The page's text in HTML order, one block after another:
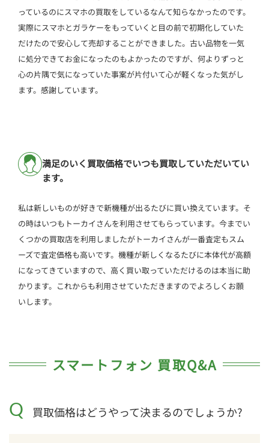
っているのにスマホの買取をしているなんて知らなかったのです。
実際にスマホとガラケーをもっていくと目の前で初期化していた
だけたので安心して売却することができました。古い品物を一気
に処分できてお金になったのもよかったのですが、何よりずっと
心の片隅で気になっていた事案が片付いて心が軽くなった気がし
ます。感謝しています。
満足のいく買取価格でいつも買取していただいてい
ます。
私は新しいものが好きで新機種が出るたびに買い換えています。そ
の時はいつもトーカイさんを利用させてもらっています。今までい
くつかの買取店を利用しましたがトーカイさんが一番査定もスム
ーズで査定価格も高いです。機種が新しくなるたびに本体代が高額
になってきていますので、高く買い取っていただけるのは本当に助
かります。これからも利用させていただきますのでよろしくお願
いします。
スマートフォン 買取Q&A
Q 買取価格はどうやって決まるのでしょうか?